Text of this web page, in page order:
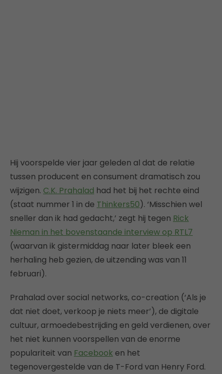
Hij voorspelde vier jaar geleden al dat de relatie
tussen producent en consument dramatisch zou
wijzigen. C.K. Prahalad had het bij het rechte eind
(staat nummer 1 in de Thinkers50). ‘Misschien wel
sneller dan ik had gedacht,’ zegt hij tegen Rick
Nieman in het bovenstaande interview op RTL7
(waarvan ik gistermiddag naar later bleek een
herhaling heb gezien, de uitzending was van 11
februari).
Prahalad over social networks, co-creation (‘Als je
dat niet doet, verkoop je niets meer’), de digitale
cultuur, armoedebestrijding en geld verdienen, over
het niet kunnen voorspellen van de enorme
populariteit van Facebook en het
tegenovergestelde van de T-Ford van Henry Ford.